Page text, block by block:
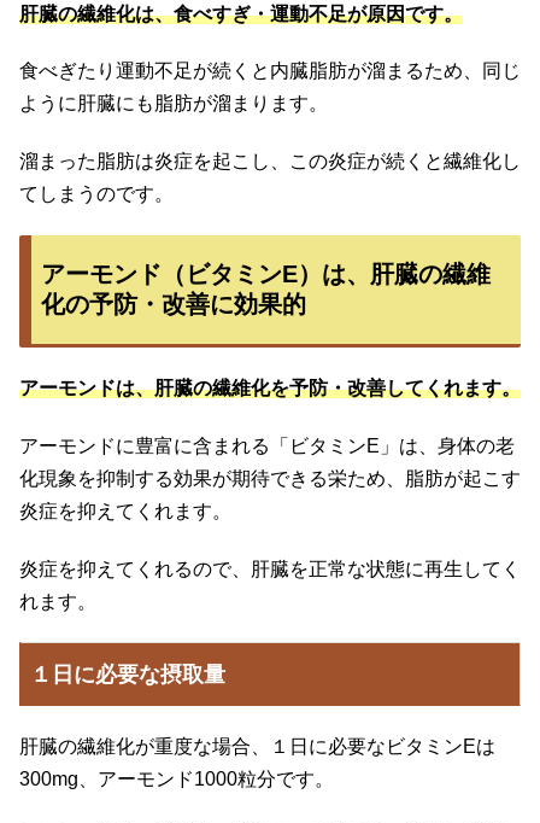
肝臓の繊維化は、食べすぎ・運動不足が原因です。
食べぎたり運動不足が続くと内臓脂肪が溜まるため、同じ
ように肝臓にも脂肪が溜まります。
溜まった脂肪は炎症を起こし、この炎症が続くと繊維化し
てしまうのです。
アーモンド（ビタミンE）は、肝臓の繊維
化の予防・改善に効果的
アーモンドは、肝臓の繊維化を予防・改善してくれます。
アーモンドに豊富に含まれる「ビタミンE」は、身体の老
化現象を抑制する効果が期待できる栄ため、脂肪が起こす
炎症を抑えてくれます。
炎症を抑えてくれるので、肝臓を正常な状態に再生してく
れます。
１日に必要な摂取量
肝臓の繊維化が重度な場合、１日に必要なビタミンEは
300mg、アーモンド1000粒分です。